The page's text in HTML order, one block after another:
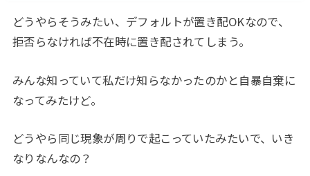
どうやらそうみたい、デフォルトが置き配OKなので、
拒否らなければ不在時に置き配されてしまう。
みんな知っていて私だけ知らなかったのかと自暴自棄に
なってみたけど。
どうやら同じ現象が周りで起こっていたみたいで、いき
なりなんなの？